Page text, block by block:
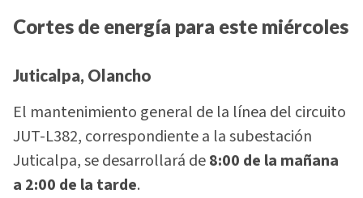
Cortes de energía para este miércoles
Juticalpa, Olancho
El mantenimiento general de la línea del circuito
JUT-L382, correspondiente a la subestación
Juticalpa, se desarrollará de8:00 de la mañana
a 2:00 de la tarde.